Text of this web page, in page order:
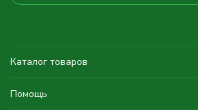
Каталог товаров
Помощь